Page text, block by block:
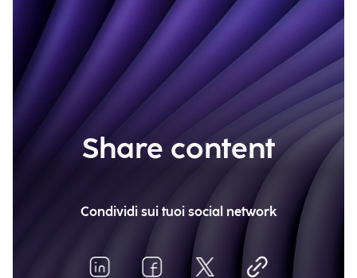
Share content
Condividi sui tuoi social network